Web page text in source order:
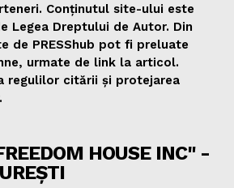
Conținutul site-ului este
Legea Dreptului de Autor. Din
de PRESShub pot fi preluate
urmate de link la articol.
regulilor citării și protejarea
HOUSE INC" -